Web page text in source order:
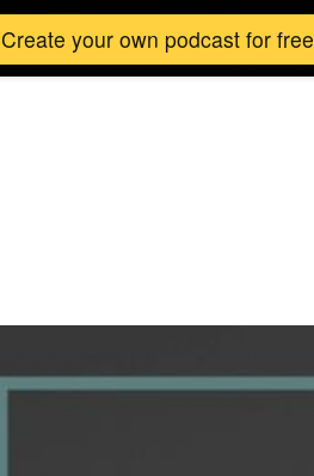
Create your own podcast for free